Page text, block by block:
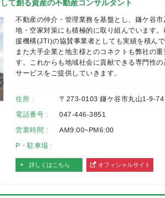
て創る資産の不動産コンサルタント
不動産の仲介・管理業務を基盤とし、鎌ケ谷
地・空家対策にも積極的に取り組んでいます
援機構(JTI)の協賛事業者としても実績を積んで
また大手企業と地主様とのコネクトも弊社の重
す。これからも地域社会に貢献できる専門性の
サービスをご提供していきます。
住所 :
〒273-0103 鎌ケ谷市丸山1-9-74
電話番号 :
047-446-3851
営業時間 :
AM9:00~PM6:00
P・駐車場 :
詳しくはこちら
オフィシャルサイト